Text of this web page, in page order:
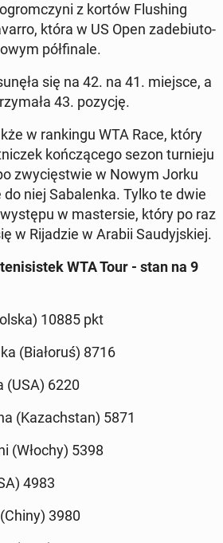
z kortów Flu­shing
która w US Open za­de­biu­to­
pół­fi­na­le.
się na 42. na 41. miejsce, a
43. pozycję.
w ran­kin­gu WTA Race, który
koń­czą­ce­go sezon tur­nie­ju
zwy­cię­stwie w Nowym Jorku
do niej Sa­ba­len­ka. Tylko te dwie
w ma­ster­sie, który po raz
w Ri­ja­dzie w Arabii Sau­dyj­skiej.
WTA Tour - stan na 9
10885 pkt
(Bia­ło­ruś) 8716
(USA) 6220
(Ka­zach­stan) 5871
(Włochy) 5398
4983
3980